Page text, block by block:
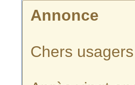
Annonce
Chers